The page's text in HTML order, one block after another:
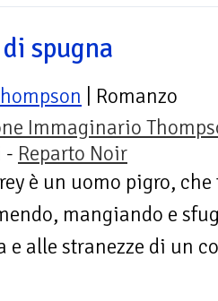
spugna
| Romanzo
Immaginario
- Reparto Noir
è un uomo pigro,
mangiando e
e alle stranezze di un